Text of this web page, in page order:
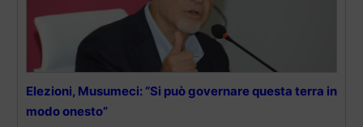
Elezioni, Musumeci: “Si può governare questa terra in
modo onesto”